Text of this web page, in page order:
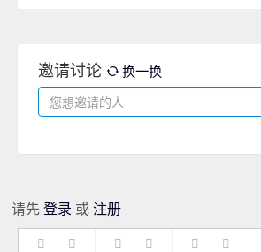
邀请讨论 换一换
请先登录 或注册